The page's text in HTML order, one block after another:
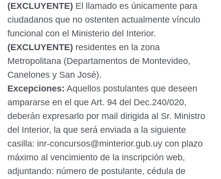
(EXCLUYENTE) El llamado es únicamente para
ciudadanos que no ostenten actualmente vínculo
funcional con el Ministerio del Interior.
(EXCLUYENTE) residentes en la zona
Metropolitana (Departamentos de Montevideo,
Canelones y San José).
Excepciones: Aquellos postulantes que deseen
ampararse en el que Art. 94 del Dec.240/020,
deberán expresarlo por mail dirigida al Sr. Ministro
del Interior, la que será enviada a la siguiente
casilla: inr-concursos@minterior.gub.uy con plazo
máximo al vencimiento de la inscripción web,
adjuntando: número de postulante, cédula de